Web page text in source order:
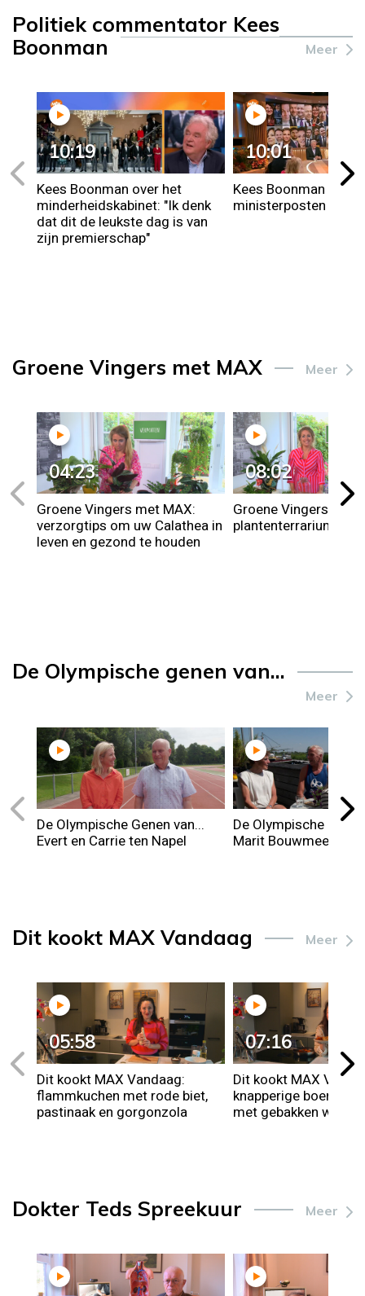
Politiek commentator Kees
Boonman
Meer
10:19
Kees Boonman over het
minderheidskabinet: "Ik denk
dat dit de leukste dag is van
zijn premierschap"
10:01
Kees Boonman over
ministerposten die
Groene Vingers met MAX Meer
04:23
Groene Vingers met MAX:
verzorgtips om uw Calathea in
leven en gezond te houden
08:02
Groene Vingers met
plantenterrarium
De Olympische genen van...
Meer
De Olympische Genen van...
Evert en Carrie ten Napel
De Olympische
Marit Bouwmeester
Dit kookt MAX Vandaag Meer
05:58
Dit kookt MAX Vandaag:
flammkuchen met rode biet,
pastinaak en gorgonzola
07:16
Dit kookt MAX
knapperige
met gebakken
Dokter Teds Spreekuur Meer